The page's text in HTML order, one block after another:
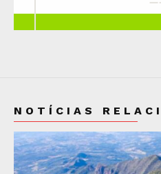
NOTÍCIAS